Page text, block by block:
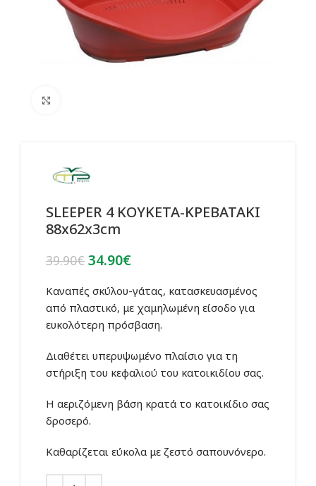
SLEEPER 4 ΚΟΥΚΕΤΑ-ΚΡΕΒΑΤΑΚΙ
88x62x3cm
39.90€ Original
was:
39.90€.
34.90€Η
τιμή
είναι:
34.90€.
Καναπές σκύλου-γάτας, κατασκευασμένος
από πλαστικό, με χαμηλωμένη είσοδο για
ευκολότερη πρόσβαση.
Διαθέτει υπερυψωμένο πλαίσιο για τη
στήριξη του κεφαλιού του κατοικιδίου σας.
Η αεριζόμενη βάση κρατά το κατοικίδιο σας
δροσερό.
Καθαρίζεται εύκολα με ζεστό σαπουνόνερο.